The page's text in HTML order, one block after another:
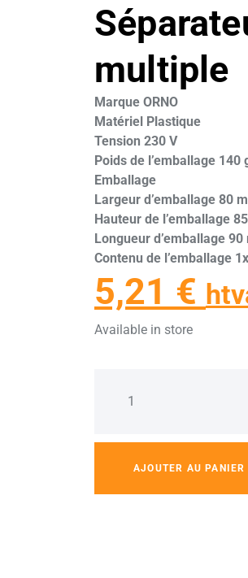
multiple
Marque ORNO
Matériel Plastique
Tension 230 V
Poids de l’emballage 140
Emballage
Largeur d’emballage 80
Hauteur de l’emballage
Longueur d’emballage 90
Contenu de l’emballage
5,21 €
Available in store
AJOUTER AU PANIER